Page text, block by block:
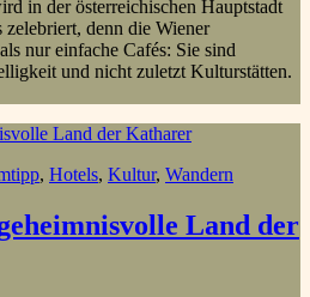
in der österreichischen Hauptstadt
denn die Wiener
nur einfache Cafés: Sie sind
und nicht zuletzt Kulturstätten.
, Hotels, Kultur, Wandern
Land der